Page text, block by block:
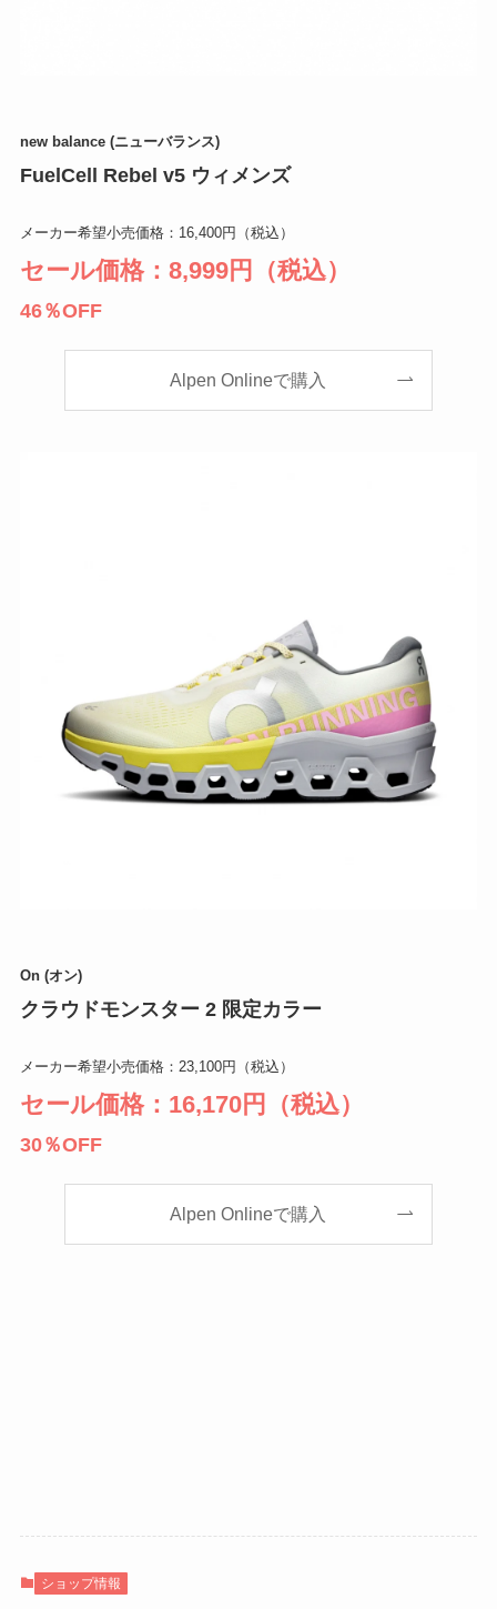
new balance (ニューバランス)
FuelCell Rebel v5 ウィメンズ
メーカー希望小売価格：16,400円（税込）
セール価格：8,999円（税込）
46％OFF
Alpen Onlineで購入
On (オン)
クラウドモンスター 2 限定カラー
メーカー希望小売価格：23,100円（税込）
セール価格：16,170円（税込）
30％OFF
Alpen Onlineで購入
ショップ情報